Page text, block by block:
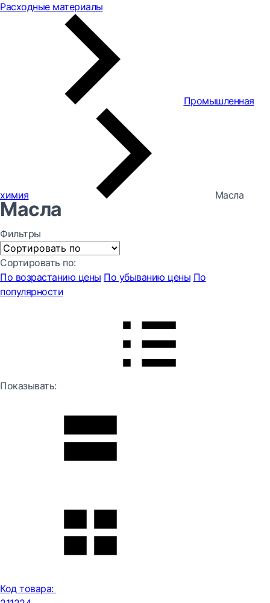
Расходные материалы
Промышленная
химия Масла
Масла
Фильтры
Сортировать по:
По возрастанию цены По убыванию цены По
популярности
Показывать:
Код товара: